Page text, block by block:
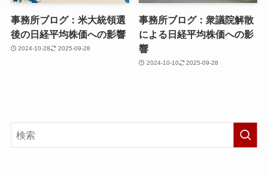
事務所ブログ：米大統領選
後の日経平均株価への影響
2024-10-28 2025-09-28
事務所ブログ：衆議院解散
による日経平均株価への影
響
2024-10-10 2025-09-28